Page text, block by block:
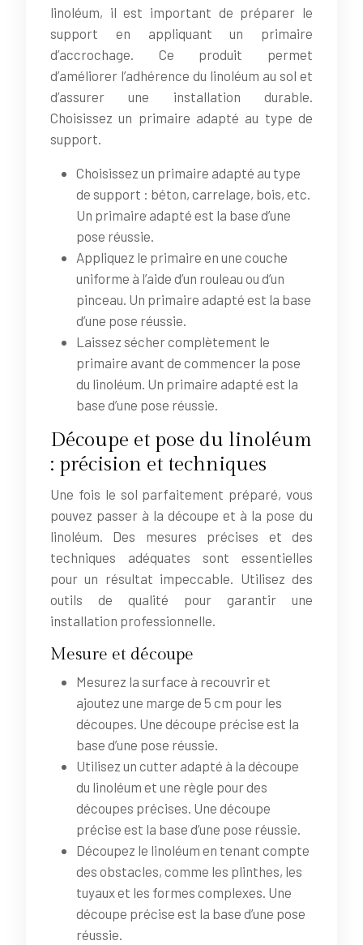
linoléum, il est important de préparer le
support en appliquant un primaire
d’accrochage. Ce produit permet
d’améliorer l’adhérence du linoléum au sol et
d’assurer une installation durable.
Choisissez un primaire adapté au type de
support.
Choisissez un primaire adapté au type
de support : béton, carrelage, bois, etc.
Un primaire adapté est la base d’une
pose réussie.
Appliquez le primaire en une couche
uniforme à l’aide d’un rouleau ou d’un
pinceau. Un primaire adapté est la base
d’une pose réussie.
Laissez sécher complètement le
primaire avant de commencer la pose
du linoléum. Un primaire adapté est la
base d’une pose réussie.
Découpe et pose du linoléum
: précision et techniques
Une fois le sol parfaitement préparé, vous
pouvez passer à la découpe et à la pose du
linoléum. Des mesures précises et des
techniques adéquates sont essentielles
pour un résultat impeccable. Utilisez des
outils de qualité pour garantir une
installation professionnelle.
Mesure et découpe
Mesurez la surface à recouvrir et
ajoutez une marge de 5 cm pour les
découpes. Une découpe précise est la
base d’une pose réussie.
Utilisez un cutter adapté à la découpe
du linoléum et une règle pour des
découpes précises. Une découpe
précise est la base d’une pose réussie.
Découpez le linoléum en tenant compte
des obstacles, comme les plinthes, les
tuyaux et les formes complexes. Une
découpe précise est la base d’une pose
réussie.